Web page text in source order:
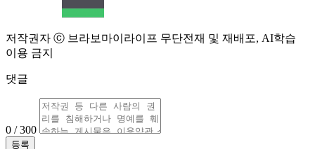
저작권자 ⓒ 브라보마이라이프 무단전재 및 재배포, AI학습
이용 금지
댓글
0 / 300